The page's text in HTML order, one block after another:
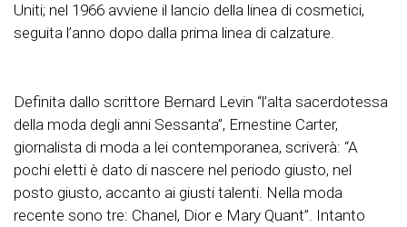
Uniti; nel 1966 avviene il lancio della linea di cosmetici,
seguita l’anno dopo dalla prima linea di calzature.
Definita dallo scrittore Bernard Levin “l’alta sacerdotessa
della moda degli anni Sessanta”, Ernestine Carter,
giornalista di moda a lei contemporanea, scriverà: “A
pochi eletti è dato di nascere nel periodo giusto, nel
posto giusto, accanto ai giusti talenti. Nella moda
recente sono tre: Chanel, Dior e Mary Quant”. Intanto